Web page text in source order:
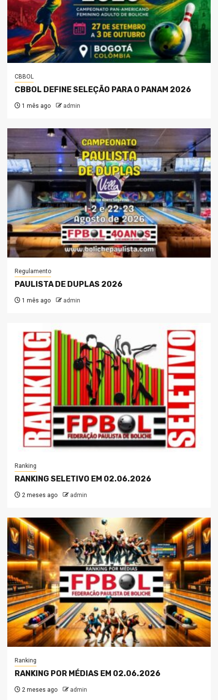
CBBOL
CBBOL DEFINE SELEÇÃO PARA O PANAM 2026
1 mês ago admin
Regulamento
PAULISTA DE DUPLAS 2026
1 mês ago admin
Ranking
RANKING SELETIVO EM 02.06.2026
2 meses ago admin
Ranking
RANKING POR MÉDIAS EM 02.06.2026
2 meses ago admin